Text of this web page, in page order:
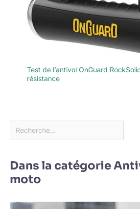
Test de l’antivol OnGuard
résistance
Dans la catégorie
moto